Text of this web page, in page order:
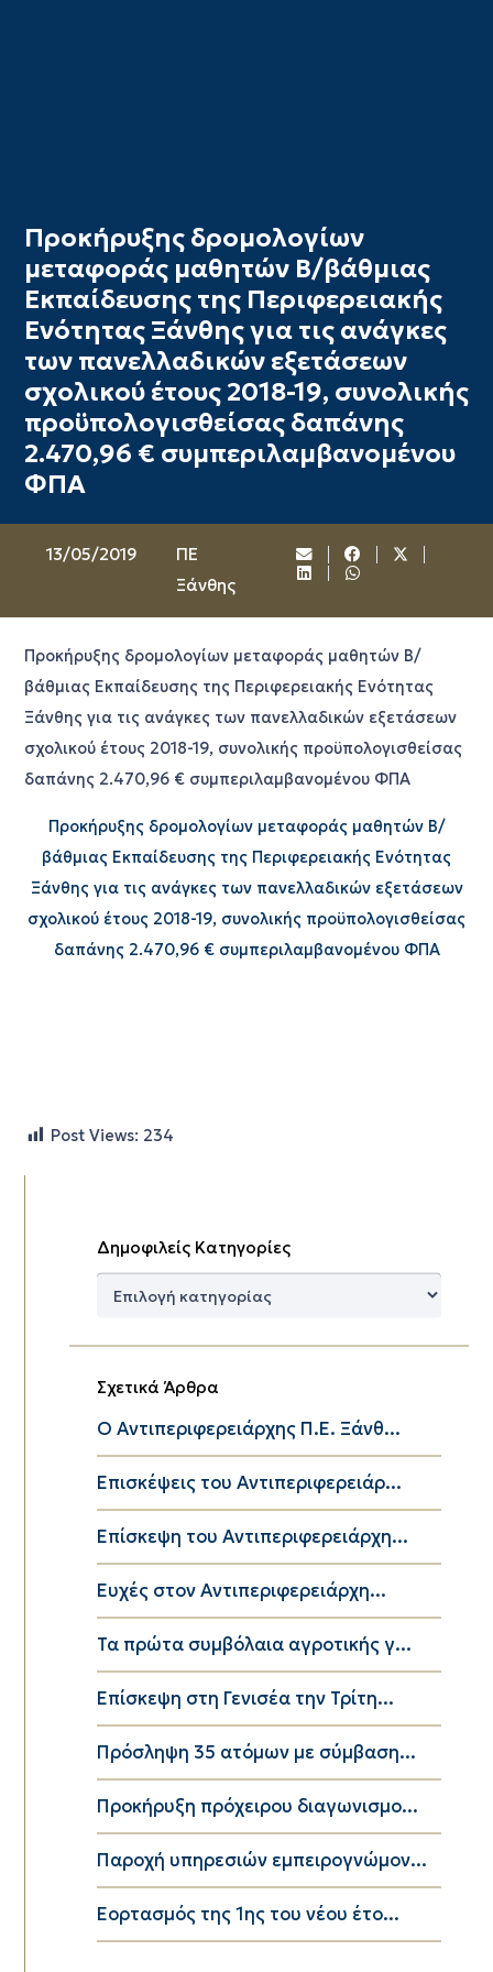
Προκήρυξης δρομολογίων
μεταφοράς μαθητών Β/βάθμιας
Εκπαίδευσης της Περιφερειακής
Ενότητας Ξάνθης για τις ανάγκες
των πανελλαδικών εξετάσεων
σχολικού έτους 2018-19, συνολικής
προϋπολογισθείσας δαπάνης
2.470,96 € συμπεριλαμβανομένου
ΦΠΑ
13/05/2019
ΠΕ
Ξάνθης
Προκήρυξης δρομολογίων μεταφοράς μαθητών Β/
βάθμιας Εκπαίδευσης της Περιφερειακής Ενότητας
Ξάνθης για τις ανάγκες των πανελλαδικών εξετάσεων
σχολικού έτους 2018-19, συνολικής προϋπολογισθείσας
δαπάνης 2.470,96 € συμπεριλαμβανομένου ΦΠΑ
Προκήρυξης δρομολογίων μεταφοράς μαθητών Β/
βάθμιας Εκπαίδευσης της Περιφερειακής Ενότητας
Ξάνθης για τις ανάγκες των πανελλαδικών εξετάσεων
σχολικού έτους 2018-19, συνολικής προϋπολογισθείσας
δαπάνης 2.470,96 € συμπεριλαμβανομένου ΦΠΑ
Post Views: 234
Δημοφιλείς Κατηγορίες
Δημοφιλείς
Σχετικά Άρθρα
Ο Αντιπεριφερειάρχης Π.Ε. Ξάνθ...
Επισκέψεις του Αντιπεριφερειάρ...
Επίσκεψη του Αντιπεριφερειάρχη...
Ευχές στον Αντιπεριφερειάρχη...
Τα πρώτα συμβόλαια αγροτικής γ...
Επίσκεψη στη Γενισέα την Τρίτη...
Πρόσληψη 35 ατόμων με σύμβαση...
Προκήρυξη πρόχειρου διαγωνισμο...
Παροχή υπηρεσιών εμπειρογνώμον...
Εορτασμός της 1ης του νέου έτο...